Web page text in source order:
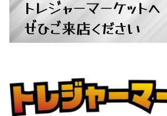
トレジャーマーケットへ
ぜひご来店ください